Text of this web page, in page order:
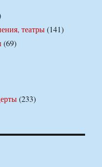
театры(141)
(69)
(233)